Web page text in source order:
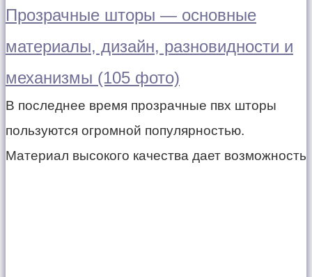
Прозрачные шторы — основные
материалы, дизайн, разновидности и
механизмы (105 фото)
В последнее время прозрачные пвх шторы
пользуются огромной популярностью.
Материал высокого качества дает возможность